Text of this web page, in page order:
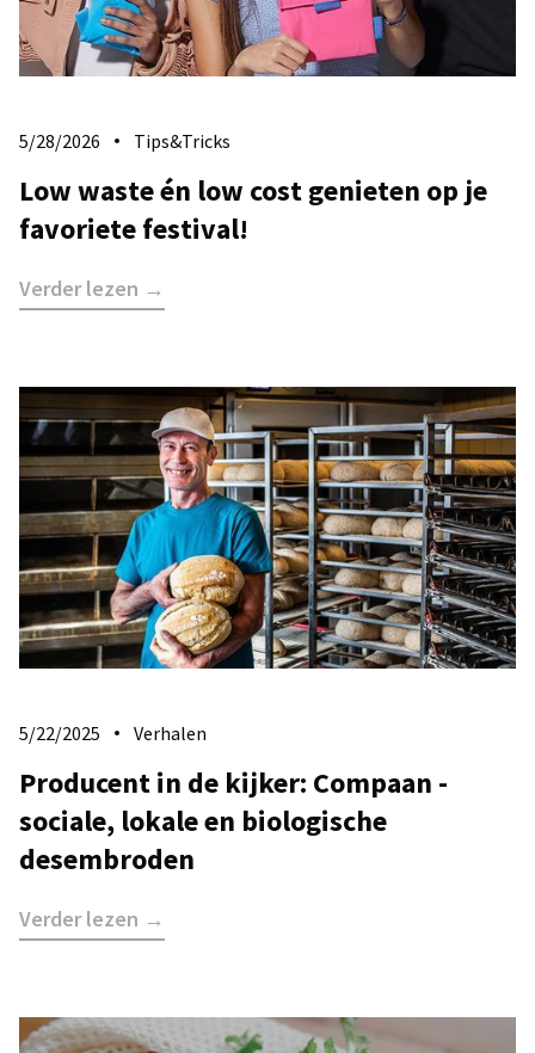
5/28/2026 Tips&Tricks
Low waste én low cost genieten op je
favoriete festival!
Verder lezen →
5/22/2025 Verhalen
Producent in de kijker: Compaan -
sociale, lokale en biologische
desembroden
Verder lezen →